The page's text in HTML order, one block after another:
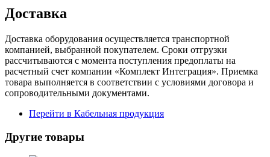
Доставка
Доставка оборудования осуществляется транспортной
компанией, выбранной покупателем. Сроки отгрузки
рассчитываются с момента поступления предоплаты на
расчетный счет компании «Комплект Интеграция». Приемка
товара выполняется в соответствии с условиями договора и
сопроводительными документами.
Перейти в Кабельная продукция
Другие товары